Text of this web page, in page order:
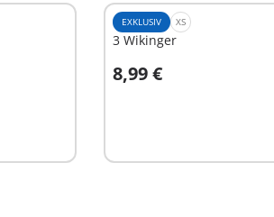
EXKLUSIV XS
3 Wikinger
8,99 €
In den Warenkorb